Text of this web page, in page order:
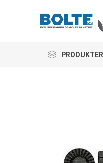
PRODUKTER